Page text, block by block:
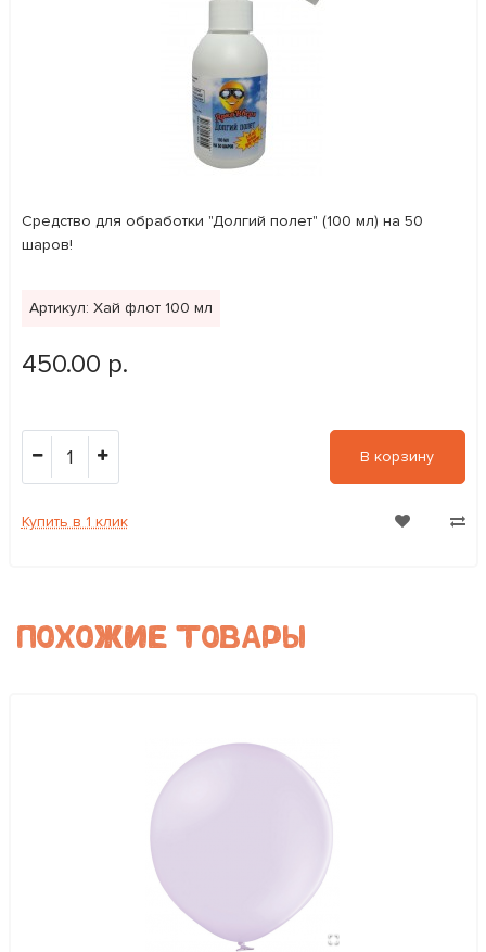
Средство для обработки "Долгий полет" (100 мл) на 50
шаров!
Артикул: Хай флот 100 мл
450.00 р.
1 В корзину
Купить в 1 клик
ПОХОЖИЕ ТОВАРЫ